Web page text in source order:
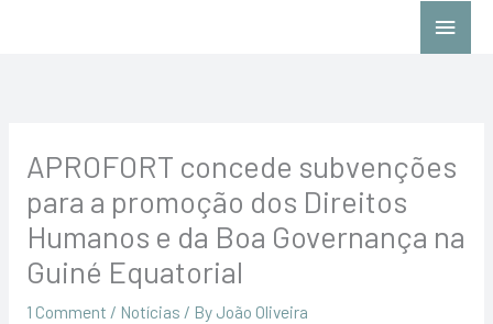
Main
APROFORT concede subvenções
para a promoção dos Direitos
Humanos e da Boa Governança na
Guiné Equatorial
1 Comment / Notícias / By João Oliveira